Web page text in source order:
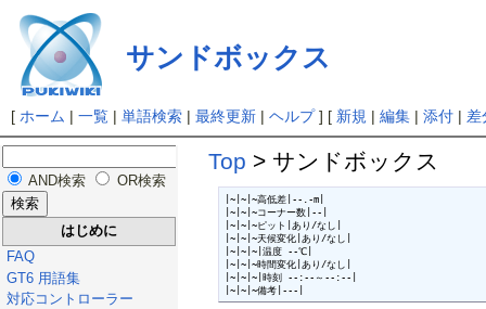
サンドボックス
[ ホーム | 一覧| 単語検索| 最終更新| ヘルプ] [ 新規 | 編集| 添付| 差
AND検索 OR検索
はじめに
FAQ
GT6 用語集
対応コントローラー
Top > サンドボックス
|~|~|~高低差|--.-m|
|~|~|~コーナー数|--|
|~|~|~ピット|あり/なし|
|~|~|~天候変化|あり/なし|
|~|~|~|温度 --℃|
|~|~|~時間変化|あり/なし|
|~|~|~|時刻 --:--～--:--|
|~|~|~備考|---|